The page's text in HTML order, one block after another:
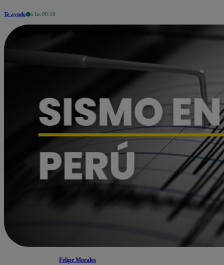
Te ayudo a las 00:19
Felipe Morales